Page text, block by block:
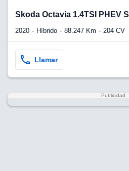
Skoda Octavia 1.4TSI PHEV
2020 Híbrido 88.247 Km 204 CV
Llamar